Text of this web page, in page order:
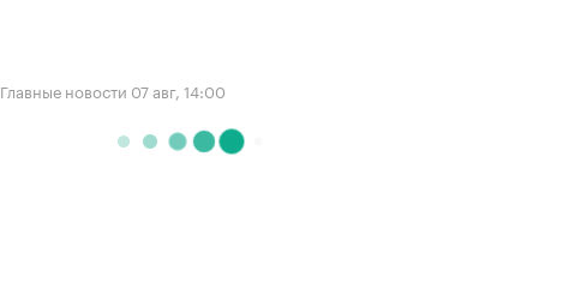
Главные новости 07 авг, 14:00